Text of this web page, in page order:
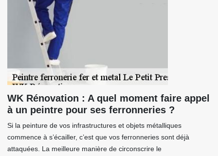
WK Rénovation : A quel moment faire appel
à un peintre pour ses ferronneries ?
Si la peinture de vos infrastructures et objets métalliques
commence à s’écailler, c’est que vos ferronneries sont déjà
attaquées. La meilleure manière de circonscrire le